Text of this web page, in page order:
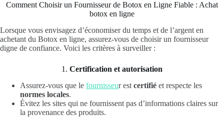
Comment Choisir un Fournisseur de Botox en Ligne Fiable : Achat
botox en ligne
Lorsque vous envisagez d’économiser du temps et de l’argent en
achetant du Botox en ligne, assurez-vous de choisir un fournisseur
digne de confiance. Voici les critères à surveiller :
1. Certification et autorisation
Assurez-vous que le fournisseur est certifié et respecte les
normes locales.
Évitez les sites qui ne fournissent pas d’informations claires sur
la provenance des produits.